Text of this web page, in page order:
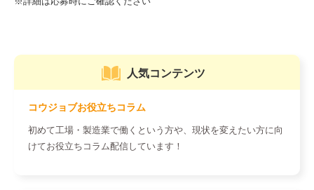
人気コンテンツ
コウジョブお役立ちコラム
初めて工場・製造業で働くという方や、現状を変えたい方に向
けてお役立ちコラム配信しています！